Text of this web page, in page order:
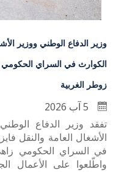
وزير الدفاع الوطني ووزير
الكوارث في السراي الحكومي
زوطر الغربية
تفقد وزير الدفاع
الأشغال العامة والنقل
في السراي الحكومي
واطّلعوا على الأعمال